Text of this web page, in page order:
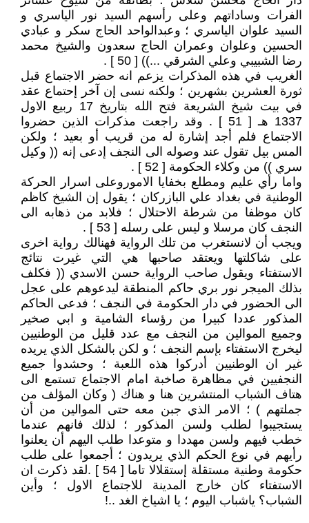
الفرات وساداتهم وعلى رأسهم السيد نور الياسري و
السيد علوان الياسري ؛ وعبدالواحد الحاج سكر و عبادي
الحسين وعلوان وعمران الحاج سعدون والشيخ محمد
رضا الشبيبي وعلي الشرقي ...)) [ 50 ] .
الغريب في هذه المذكرات يزعم انه حضر الاجتماع قبل
ثورة العشرين بشهرين ؛ ولكنه نسى إن آخر إحتماع عقد
في بيت شيخ الشريعة فتح الله بتاريخ 17 ربيع الاول
1337 هـ [ 51 ] . وقد راجعت مذكرات الذين حضروا
الاجتماع فلم أجد إشارة له من قريب أو بعيد ؛ ولكن
المس بيل تقول عند وصوله الى النجف إدعى إنه (( وكيل
سري )) من وكلاء الحكومة [ 52 ] .
واما رأي عليم ومطلع بخفايا الاموروعلى اسرار الحركة
الوطنية في بغداد علي البازركان ؛ يقول إن الشيخ كاظم
كان موظفا من شرطة الاحتلال ؛ فلابد من ذهابه الى
النجف كان مرسلا و ليس على رسله [ 53 ] .
ويجب أن لانستغرب من تلك الرواية فهنالك رواية اخرى
على شاكلتها ويعتقد صاحبها هي التي غيرت نتائج
الاستفتاء ويقول صاحب الرواية حسن الاسدي (( فكلف
بذلك الميجر نور بري حاكم المنطقة ليدعوهم على عجل
الى الحضور في دار الحكومة في النجف ؛ فدعى الحاكم
المذكور عددا كبيرا من رؤساء الشامية و ابي صخير
وجميع الموالين من النجف مع عدد قليل من الوطنيين
ليخرج الاستفتاء بإسم النجف ؛ و لكن بالشكل الذي يريده
غير ان الوطنيين أدركوا هذه اللعبة ؛ وحشدوا جميع
النجفيين في مظاهرة صاخبة امام الاجتماع تستمع الى
هتاف الشباب المنتشرين هنا و هناك ( وكان المؤلف من
جملتهم ) ؛ الامر الذي جبن معه حتى الموالين من أن
يستجيبوا لطلب ولسن المذكور ؛ لذلك فانهم عندما
خطب فيهم ولسن مهددا و متوعدا طلب اليهم أن يعلنوا
رأيهم في نوع الحكم الذي يريدون ؛ أجمعوا على طلب
حكومة وطنية مستقلة إستقلالا تاما [ 54 ] .لقد ذكرت ان
الاستفتاء كان خارج المدينة للاجتماع الاول ؛ وأين
الشباب؟ ياشباب اليوم ؛ يا اشياخ الغد ..!